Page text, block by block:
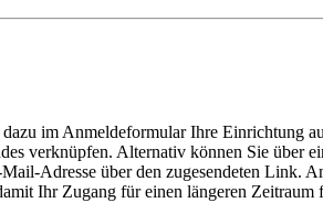
im Anmeldeformular Ihre Einrichtung
verknüpfen. Alternativ können Sie über
Adresse über den zugesendeten Link.
Ihr Zugang für einen längeren Zeitraum